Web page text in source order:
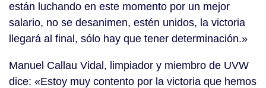
están luchando en este momento por un mejor
salario, no se desanimen, estén unidos, la victoria
llegará al final, sólo hay que tener determinación.»
Manuel Callau Vidal, limpiador y miembro de UVW
dice: «Estoy muy contento por la victoria que hemos